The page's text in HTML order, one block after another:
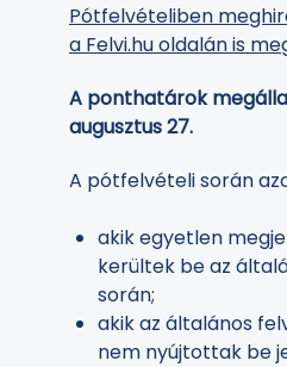
Pótfelvételiben
a Felvi.hu oldalánis
A ponthatárok
augusztus 27.
A pótfelvételi során
akik egyetlen
kerültek be az
során;
akik az általános
nem nyújtottak be